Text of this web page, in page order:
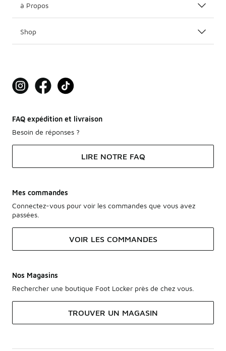
à Propos
Shop
FAQ expédition et livraison
Besoin de réponses ?
LIRE NOTRE FAQ
Mes commandes
Connectez-vous pour voir les commandes que vous avez
passées.
VOIR LES COMMANDES
Nos Magasins
Rechercher une boutique Foot Locker près de chez vous.
TROUVER UN MAGASIN